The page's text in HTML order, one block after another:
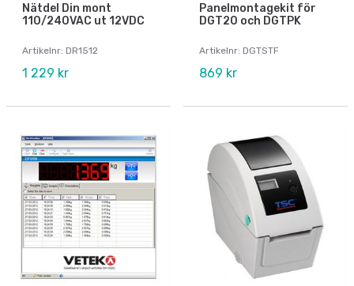
Nätdel Din mont
110/240VAC ut 12VDC
Artikelnr: DR1512
1 229 kr
Panelmontagekit för
DGT20 och DGTPK
Artikelnr: DGTSTF
869 kr